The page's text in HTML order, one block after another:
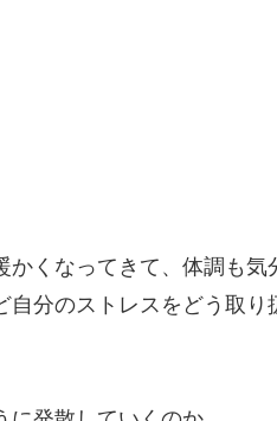
かくなってきて、体調も
自分のストレスをどう取り